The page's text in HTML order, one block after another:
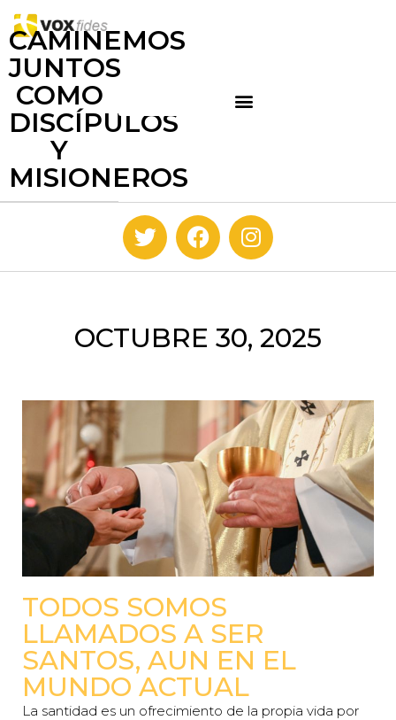
CAMINEMOS
JUNTOS
COMO
DISCÍPULOS
Y
MISIONEROS
OCTUBRE 30, 2025
TODOS SOMOS
LLAMADOS A SER
SANTOS, AUN EN EL
MUNDO ACTUAL
La santidad es un ofrecimiento de la propia vida por